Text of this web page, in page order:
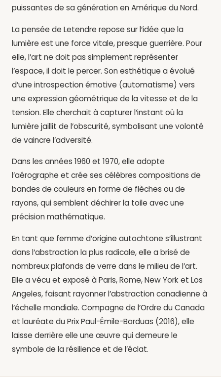
puissantes de sa génération en Amérique du Nord.
La pensée de Letendre repose sur l’idée que la
lumière est une force vitale, presque guerrière. Pour
elle, l’art ne doit pas simplement représenter
l’espace, il doit le percer. Son esthétique a évolué
d’une introspection émotive (automatisme) vers
une expression géométrique de la vitesse et de la
tension. Elle cherchait à capturer l’instant où la
lumière jaillit de l’obscurité, symbolisant une volonté
de vaincre l’adversité.
Dans les années 1960 et 1970, elle adopte
l’aérographe et crée ses célèbres compositions de
bandes de couleurs en forme de flèches ou de
rayons, qui semblent déchirer la toile avec une
précision mathématique.
En tant que femme d’origine autochtone s’illustrant
dans l’abstraction la plus radicale, elle a brisé de
nombreux plafonds de verre dans le milieu de l’art.
Elle a vécu et exposé à Paris, Rome, New York et Los
Angeles, faisant rayonner l’abstraction canadienne à
l’échelle mondiale. Compagne de l’Ordre du Canada
et lauréate du Prix Paul-Émile-Borduas (2016), elle
laisse derrière elle une œuvre qui demeure le
symbole de la résilience et de l’éclat.